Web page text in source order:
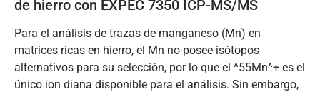
de hierro con EXPEC 7350 ICP-MS/MS
Para el análisis de trazas de manganeso (Mn) en
matrices ricas en hierro, el Mn no posee isótopos
alternativos para su selección, por lo que el ^55Mn^+ es el
único ion diana disponible para el análisis. Sin embargo,